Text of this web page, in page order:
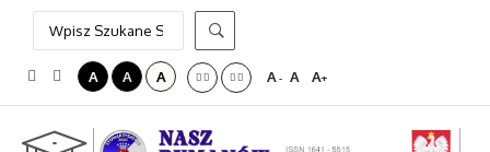
A A A A- A A+